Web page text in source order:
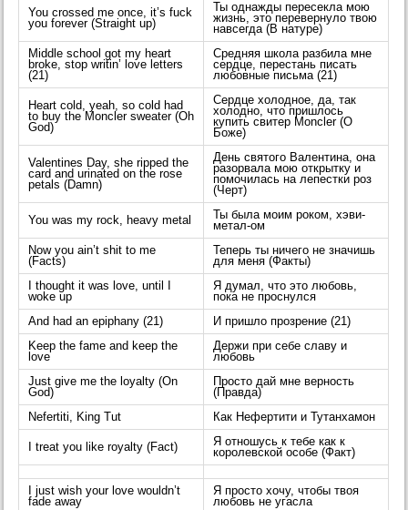
You crossed me once, it’s fuck
you forever (Straight up)
Ты однажды пересекла мою
жизнь, это перевернуло твою
навсегда (В натуре)
Middle school got my heart
broke, stop writin’ love letters
(21)
Средняя школа разбила мне
сердце, перестань писать
любовные письма (21)
Heart cold, yeah, so cold had
to buy the Moncler sweater (Oh
God)
Сердце холодное, да, так
холодно, что пришлось
купить свитер Moncler (О
Боже)
Valentines Day, she ripped the
card and urinated on the rose
petals (Damn)
День святого Валентина, она
разорвала мою открытку и
помочилась на лепестки роз
(Черт)
You was my rock, heavy metal
Ты была моим роком, хэви-
метал-ом
Now you ain’t shit to me
(Facts)
Теперь ты ничего не значишь
для меня (Факты)
I thought it was love, until I
woke up
Я думал, что это любовь,
пока не проснулся
And had an epiphany (21)
И пришло прозрение (21)
Keep the fame and keep the
love
Держи при себе славу и
любовь
Just give me the loyalty (On
God)
Просто дай мне верность
(Правда)
Nefertiti, King Tut
Как Нефертити и Тутанхамон
I treat you like royalty (Fact)
Я отношусь к тебе как к
королевской особе (Факт)
I just wish your love wouldn’t
fade away
Я просто хочу, чтобы твоя
любовь не угасла